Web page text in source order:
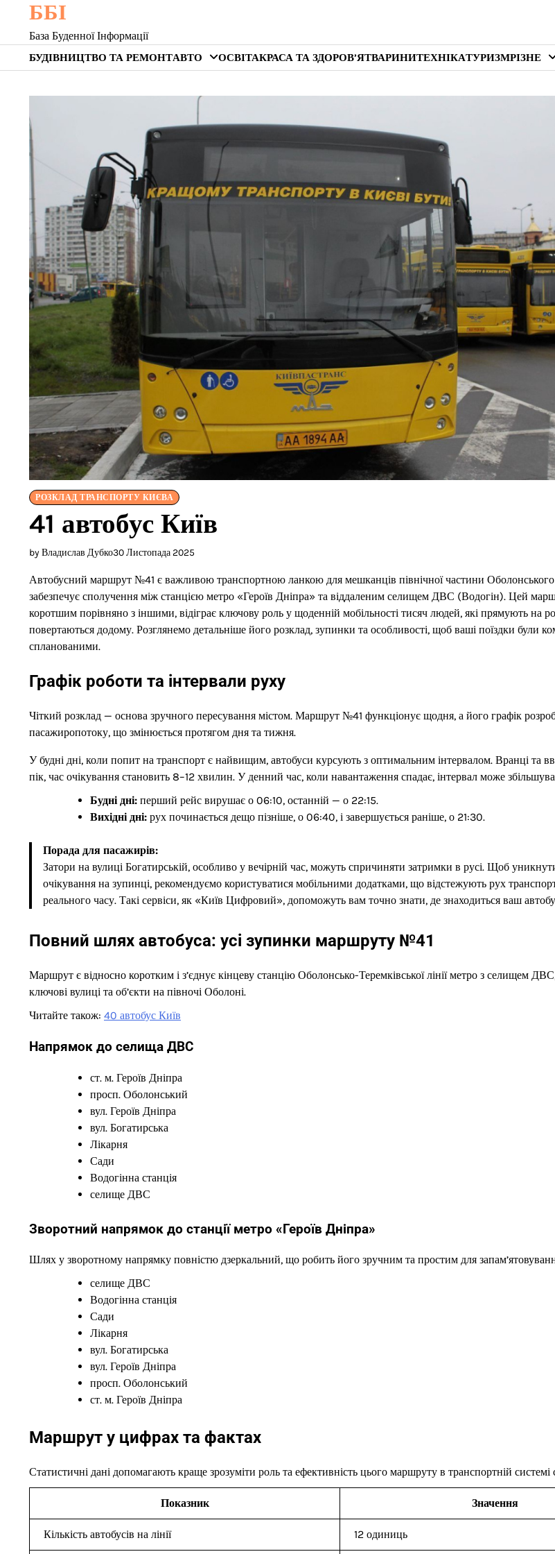
content
ББІ
База Буденної Інформації
БУДІВНИЦТВО ТА РЕМОНТАВТО ОСВІТАКРАСА ТА ЗДОРОВ’ЯТВАРИНИТЕХНІКАТУРИЗМРІЗНЕ
РОЗКЛАД ТРАНСПОРТУ КИЄВА
41 автобус Київ
by Владислав Дубко30 Листопада 2025
Автобусний маршрут №41 є важливою транспортною ланкою для мешканців північної частини
забезпечує сполучення між станцією метро «Героїв Дніпра» та віддаленим селищем ДВС (Водогін). Цей
коротшим порівняно з іншими, відіграє ключову роль у щоденній мобільності тисяч людей, які прямують на
повертаються додому. Розглянемо детальніше його розклад, зупинки та особливості, щоб ваші поїздки були
спланованими.
Графік роботи та інтервали руху
Чіткий розклад — основа зручного пересування містом. Маршрут №41 функціонує щодня, а його графік
пасажиропотоку, що змінюється протягом дня та тижня.
У будні дні, коли попит на транспорт є найвищим, автобуси курсують з оптимальним інтервалом. Вранці та
пік, час очікування становить 8–12 хвилин. У денний час, коли навантаження спадає, інтервал може
Будні дні: перший рейс вирушає о 06:10, останній — о 22:15.
Вихідні дні: рух починається дещо пізніше, о 06:40, і завершується раніше, о 21:30.
Порада для пасажирів:
Затори на вулиці Богатирській, особливо у вечірній час, можуть спричиняти затримки в русі. Щоб
очікування на зупинці, рекомендуємо користуватися мобільними додатками, що відстежують рух
реального часу. Такі сервіси, як «Київ Цифровий», допоможуть вам точно знати, де знаходиться ваш
Повний шлях автобуса: усі зупинки маршруту №41
Маршрут є відносно коротким і з’єднує кінцеву станцію Оболонсько-Теремківської лінії метро з селищем
ключові вулиці та об’єкти на півночі Оболоні.
Читайте також: 40 автобус Київ
Напрямок до селища ДВС
ст. м. Героїв Дніпра
просп. Оболонський
вул. Героїв Дніпра
вул. Богатирська
Лікарня
Сади
Водогінна станція
селище ДВС
Зворотний напрямок до станції метро «Героїв Дніпра»
Шлях у зворотному напрямку повністю дзеркальний, що робить його зручним та простим для
селище ДВС
Водогінна станція
Сади
Лікарня
вул. Богатирська
вул. Героїв Дніпра
просп. Оболонський
ст. м. Героїв Дніпра
Маршрут у цифрах та фактах
Статистичні дані допомагають краще зрозуміти роль та ефективність цього маршруту в транспортній системі
Показник Значення
Кількість автобусів на лінії 12 одиниць